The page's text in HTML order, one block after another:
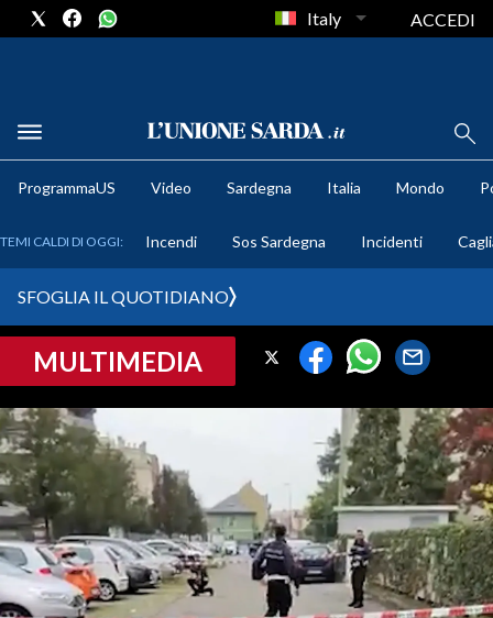
METEO
CRONACA SARDEGNA
PROVINCIA DI CAGLIARI
SULCIS IGLESIENTE
MEDIO CAMPIDANO
ORISTANO E PROVINCIA
SASSARI E PROVINCIA
GALLURA
Italy ACCEDI
ProgrammaUS Video Sardegna Italia Mondo
TEMI CALDI DI OGGI: Incendi Sos Sardegna Incidenti
SFOGLIA IL QUOTIDIANO
MULTIMEDIA